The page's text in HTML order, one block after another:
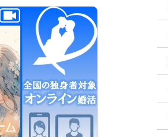
ため定員になる前にキャ
に満たない場合は中止のご